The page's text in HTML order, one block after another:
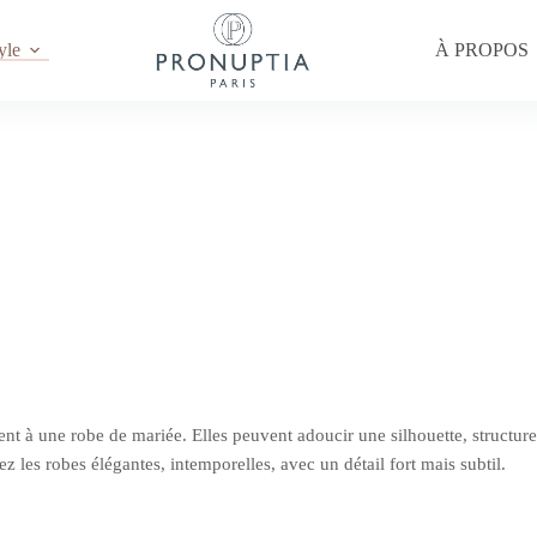
À PROPOS
à une robe de mariée. Elles peuvent adoucir une silhouette,
les robes élégantes, intemporelles, avec un détail fort mais subtil.